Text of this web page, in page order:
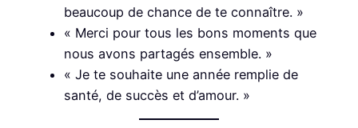
beaucoup de chance de te connaître. »
« Merci pour tous les bons moments que
nous avons partagés ensemble. »
« Je te souhaite une année remplie de
santé, de succès et d’amour. »